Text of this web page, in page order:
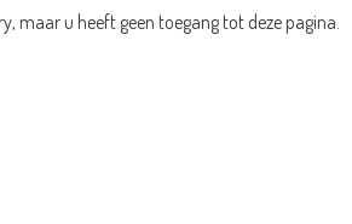
maar u heeft geen toegang tot deze pagina.